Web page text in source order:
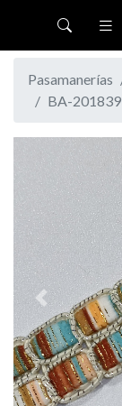
Pasamanerías
BA-201839
Previous